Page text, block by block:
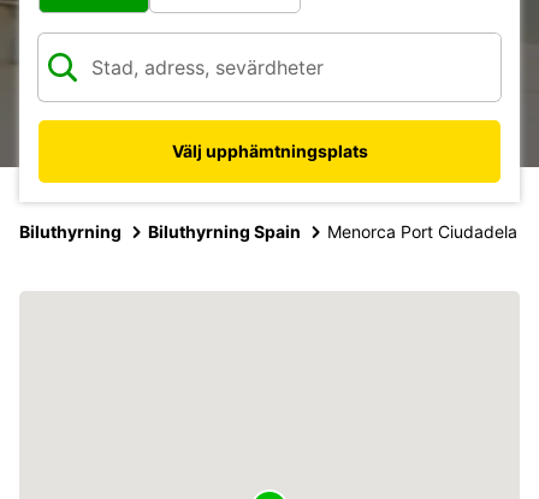
Välj upphämtningsplats
Biluthyrning Biluthyrning Spain Menorca Port Ciudadela